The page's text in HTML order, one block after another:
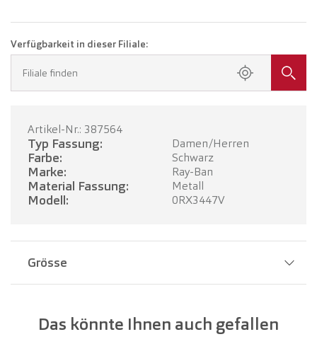
Verfügbarkeit in dieser Filiale:
Filiale finden
Artikel-Nr.: 387564
Typ Fassung: Damen/Herren
Farbe: Schwarz
Marke: Ray-Ban
Material Fassung: Metall
Modell: 0RX3447V
Grösse
Glasbreite: 47 mm
Das könnte Ihnen auch gefallen